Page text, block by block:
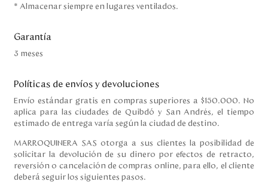
* Almacenar siempre en lugares ventilados.
Garantía
3 meses
Políticas de envíos y devoluciones
Envío estándar gratis en compras superiores a $150.000. No
aplica para las ciudades de Quibdó y San Andrés, el tiempo
estimado de entrega varía según la ciudad de destino.
MARROQUINERA SAS otorga a sus clientes la posibilidad de
solicitar la devolución de su dinero por efectos de retracto,
reversión o cancelación de compras online, para ello, el cliente
deberá seguir los siguientes pasos.